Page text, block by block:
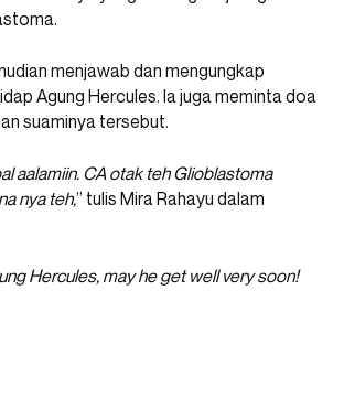
menjawab dan mengungkap
Agung Hercules. Ia juga meminta doa
suaminya tersebut.
aalamiin. CA otak teh Glioblastoma
nya teh,” tulis Mira Rahayu dalam
Hercules, may he get well very soon!